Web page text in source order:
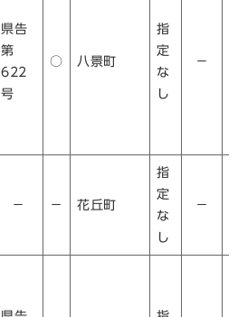
県告
第
622
号
○ 八景町
指
定
な
し
－
－ － 花丘町
指
定
な
し
－